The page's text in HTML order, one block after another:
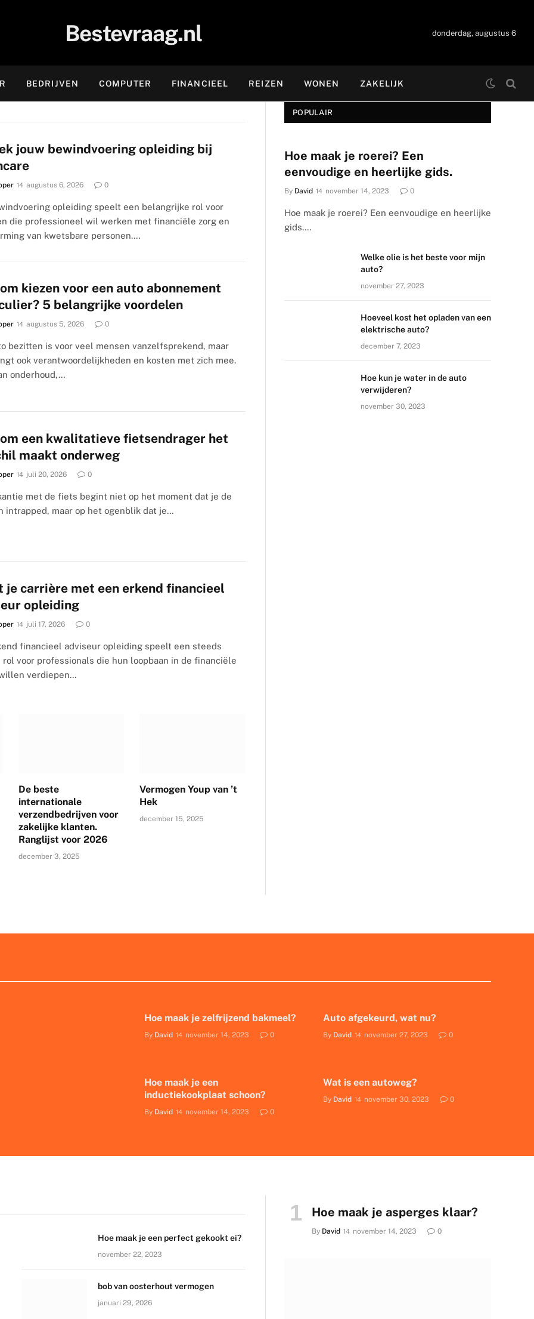
Bestevraag.nl donderdag, augustus 6
BEDRIJVEN COMPUTER FINANCIEEL REIZEN WONEN ZAKELIJK
jouw bewindvoering opleiding bij
augustus 6, 2026 0
opleiding speelt een belangrijke rol voor
die professioneel wil werken met financiële zorg en
van kwetsbare personen.…
kiezen voor een auto abonnement
5 belangrijke voordelen
augustus 5, 2026 0
bezitten is voor veel mensen vanzelfsprekend, maar
ook verantwoordelijkheden en kosten met zich mee.
onderhoud,…
een kwalitatieve fietsendrager het
maakt onderweg
juli 20, 2026 0
met de fiets begint niet op het moment dat je de
intrapped, maar op het ogenblik dat je…
je carrière met een erkend financieel
opleiding
juli 17, 2026 0
financieel adviseur opleiding speelt een steeds
rol voor professionals die hun loopbaan in de financiële
verdiepen…
De beste
internationale
verzendbedrijven voor
zakelijke klanten.
Ranglijst voor 2026
december 3, 2025
Vermogen Youp van ’t
Hek
december 15, 2025
POPULAIR
Hoe maak je roerei? Een
eenvoudige en heerlijke gids.
By David november 14, 2023 0
Hoe maak je roerei? Een eenvoudige en heerlijke
gids.…
Welke olie is het beste voor mijn
auto?
november 27, 2023
Hoeveel kost het opladen van een
elektrische auto?
december 7, 2023
Hoe kun je water in de auto
verwijderen?
november 30, 2023
Hoe maak je zelfrijzend bakmeel?
By David november 14, 2023 0
Auto afgekeurd, wat nu?
By David november 27, 2023 0
Hoe maak je een
inductiekookplaat schoon?
By David november 14, 2023 0
Wat is een autoweg?
By David november 30, 2023 0
Hoe maak je een perfect gekookt ei?
november 22, 2023
bob van oosterhout vermogen
januari 29, 2026
Hoe maak je asperges klaar?
By David november 14, 2023 0